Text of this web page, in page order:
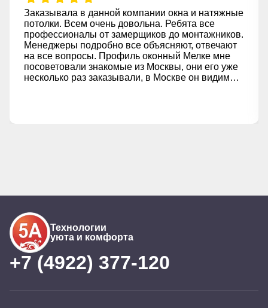
Заказывала в данной компании окна и натяжные
потолки. Всем очень довольна. Ребята все
профессионалы от замерщиков до монтажников.
Менеджеры подробно все объясняют, отвечают
на все вопросы. Профиль оконный Мелке мне
посоветовали знакомые из Москвы, они его уже
несколько раз заказывали, в Москве он видимо
Технологии
уюта и комфорта
+7 (4922) 377-120